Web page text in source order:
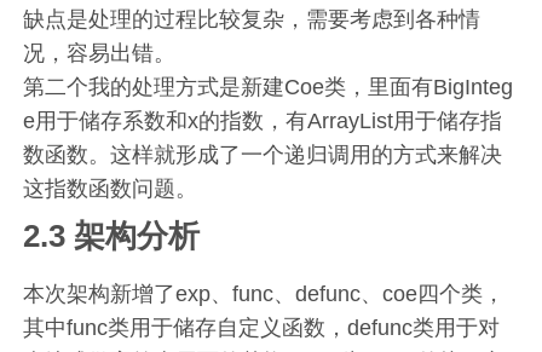
缺点是处理的过程比较复杂，需要考虑到各种情
况，容易出错。
第二个我的处理方式是新建Coe类，里面有BigInteg
e用于储存系数和x的指数，有ArrayList用于储存指
数函数。这样就形成了一个递归调用的方式来解决
这指数函数问题。
2.3 架构分析
本次架构新增了exp、func、defunc、coe四个类，
其中func类用于储存自定义函数，defunc类用于对